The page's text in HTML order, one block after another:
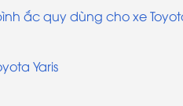
ắc quy dùng cho xe
Yaris